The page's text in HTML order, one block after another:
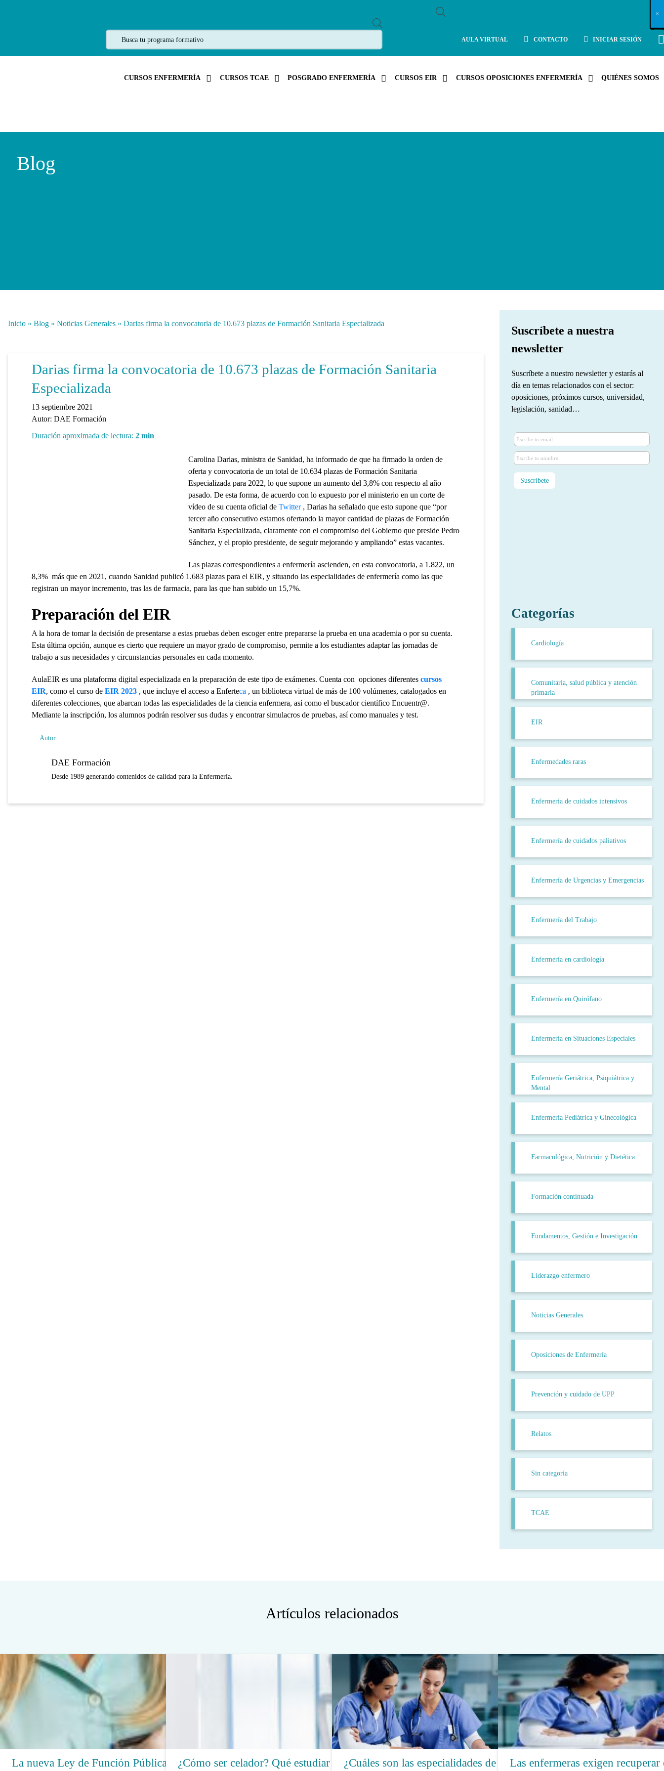
R
D
S
AULA VIRTUAL CONTACTO INICIAR SESIÓN
CURSOS ENFERMERÍA CURSOS TCAE POSGRADO ENFERMERÍA CURSOS EIR CURSOS OPOSICIONES ENFERMERÍA QUIÉNES SOMOS
Blog
Inicio » Blog » Noticias Generales » Darias firma la convocatoria de 10.673 plazas de Formación Sanitaria Especializada
Darias firma la convocatoria de 10.673 plazas de Formación Sanitaria
Especializada
13 septiembre 2021
Autor: DAE Formación
Duración aproximada de lectura: 2 min
Carolina Darias, ministra de Sanidad, ha informado de que ha firmado la orden de
oferta y convocatoria de un total de 10.634 plazas de Formación Sanitaria
Especializada para 2022, lo que supone un aumento del 3,8% con respecto al año
pasado. De esta forma, de acuerdo con lo expuesto por el ministerio en un corte de
vídeo de su cuenta oficial de Twitter, Darias ha señalado que esto supone que “por
tercer año consecutivo estamos ofertando la mayor cantidad de plazas de Formación
Sanitaria Especializada, claramente con el compromiso del Gobierno que preside Pedro
Sánchez, y el propio presidente, de seguir mejorando y ampliando” estas vacantes.
Las plazas correspondientes a enfermería ascienden, en esta convocatoria, a 1.822, un
8,3% más que en 2021, cuando Sanidad publicó 1.683 plazas para el EIR, y situando las especialidades de enfermería como las que
registran un mayor incremento, tras las de farmacia, para las que han subido un 15,7%.
Preparación del EIR
A la hora de tomar la decisión de presentarse a estas pruebas deben escoger entre prepararse la prueba en una academia o por su cuenta.
Esta última opción, aunque es cierto que requiere un mayor grado de compromiso, permite a los estudiantes adaptar las jornadas de
trabajo a sus necesidades y circunstancias personales en cada momento.
AulaEIR es una plataforma digital especializada en la preparación de este tipo de exámenes. Cuenta con opciones diferentes cursos
EIR, como el curso de EIR 2023 , que incluye el acceso a Enferteca , un biblioteca virtual de más de 100 volúmenes, catalogados en
diferentes colecciones, que abarcan todas las especialidades de la ciencia enfermera, así como el buscador científico Encuentr@.
Mediante la inscripción, los alumnos podrán resolver sus dudas y encontrar simulacros de pruebas, así como manuales y test.
Autor
DAE Formación
Desde 1989 generando contenidos de calidad para la Enfermería.
Suscríbete a nuestra
newsletter
Suscríbete a nuestro newsletter y estarás al
día en temas relacionados con el sector:
oposiciones, próximos cursos, universidad,
legislación, sanidad…
Categorías
Cardiología
Comunitaria, salud pública y atención
primaria
EIR
Enfermedades raras
Enfermería de cuidados intensivos
Enfermería de cuidados paliativos
Enfermería de Urgencias y Emergencias
Enfermería del Trabajo
Enfermería en cardiología
Enfermería en Quirófano
Enfermería en Situaciones Especiales
Enfermería Geriátrica, Psiquiátrica y
Mental
Enfermería Pediátrica y Ginecológica
Farmacológica, Nutrición y Dietética
Formación continuada
Fundamentos, Gestión e Investigación
Liderazgo enfermero
Noticias Generales
Oposiciones de Enfermería
Prevención y cuidado de UPP
Relatos
Sin categoría
TCAE
Artículos relacionados
La nueva Ley de Función Pública
¿Cómo ser celador? Qué estudiar y
¿Cuáles son las especialidades de
Las enfermeras exigen recuperar
X
×
×
×
×
×
×
×
×
×
×
×
×
×
×
×
×
×
×
×
×
×
×
×
×
×
×
×
×
×
×
×
×
×
×
×
×
×
×
×
×
×
×
×
×
×
×
×
×
×
×
×
×
×
×
×
×
×
×
×
×
×
×
×
×
×
×
×
×
×
×
×
×
×
×
×
×
×
×
×
×
×
×
×
×
×
×
×
×
×
×
×
×
×
×
×
×
×
×
×
×
×
×
×
×
×
×
×
×
×
×
×
×
×
×
×
×
×
×
×
×
×
×
×
×
×
×
×
×
×
×
×
×
×
×
×
×
×
×
×
×
×
×
×
×
×
×
×
×
×
×
×
×
×
×
×
×
×
×
×
×
×
×
×
×
×
×
×
×
×
×
×
×
×
×
×
×
×
×
×
×
×
×
×
×
×
×
×
×
×
×
×
×
×
×
×
×
×
×
×
×
×
×
×
×
×
×
×
×
×
×
×
×
×
×
×
×